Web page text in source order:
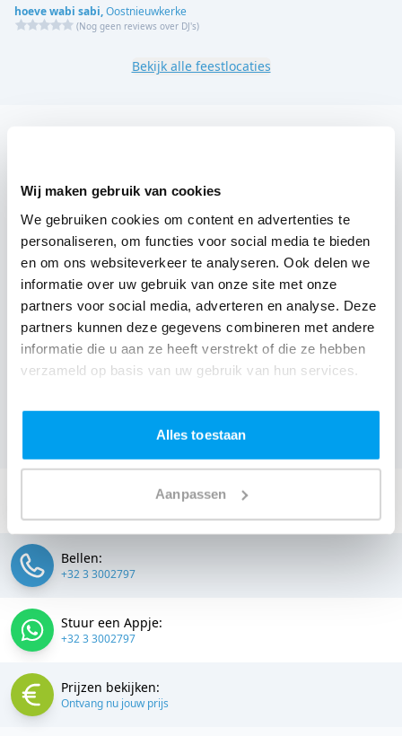
Wij maken gebruik van cookies
We gebruiken cookies om content en advertenties te
personaliseren, om functies voor social media te bieden
en om ons websiteverkeer te analyseren. Ook delen we
informatie over uw gebruik van onze site met onze
partners voor social media, adverteren en analyse. Deze
partners kunnen deze gegevens combineren met andere
informatie die u aan ze heeft verstrekt of die ze hebben
verzameld op basis van uw gebruik van hun services.
Alles toestaan
Aanpassen
hoeve wabi sabi,Oostnieuwkerke
(Nog geen reviews over DJ's)
Bekijk alle feestlocaties
dat is onze garantie. Van de afstemming met de locatie
tot een reserve DJ. Wij zorgen dat het goed komt. Maar
voordat je een DJ voor jouw feest gaat boeken, wil je
natuurlijk weten wat het kost.
EenDJ boeken uit West-Vlaanderenwas nog nooit zo
makkelijk. Daarom kun je bij ons online de prijs
berekenen voor jouw feest. Ook kun je nu boeken of
Oostnieuwkerke en omgeving, en check dus nuonze
Stuur een email:
Bellen:
+32 3 3002797
Stuur een Appje:
+32 3 3002797
Prijzen bekijken:
Ontvang nu jouw prijs